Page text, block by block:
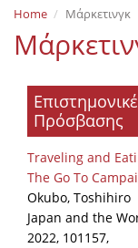
Mission & Vision
Policies
e-Infrastructure
Organisational
EKT Tenders
EKT Websites
Projects
Home Μάρκετινγκ
Πρόσβασης
Traveling and
The Go To
Okubo, Toshihiro
Japan and the
2022, 101157,